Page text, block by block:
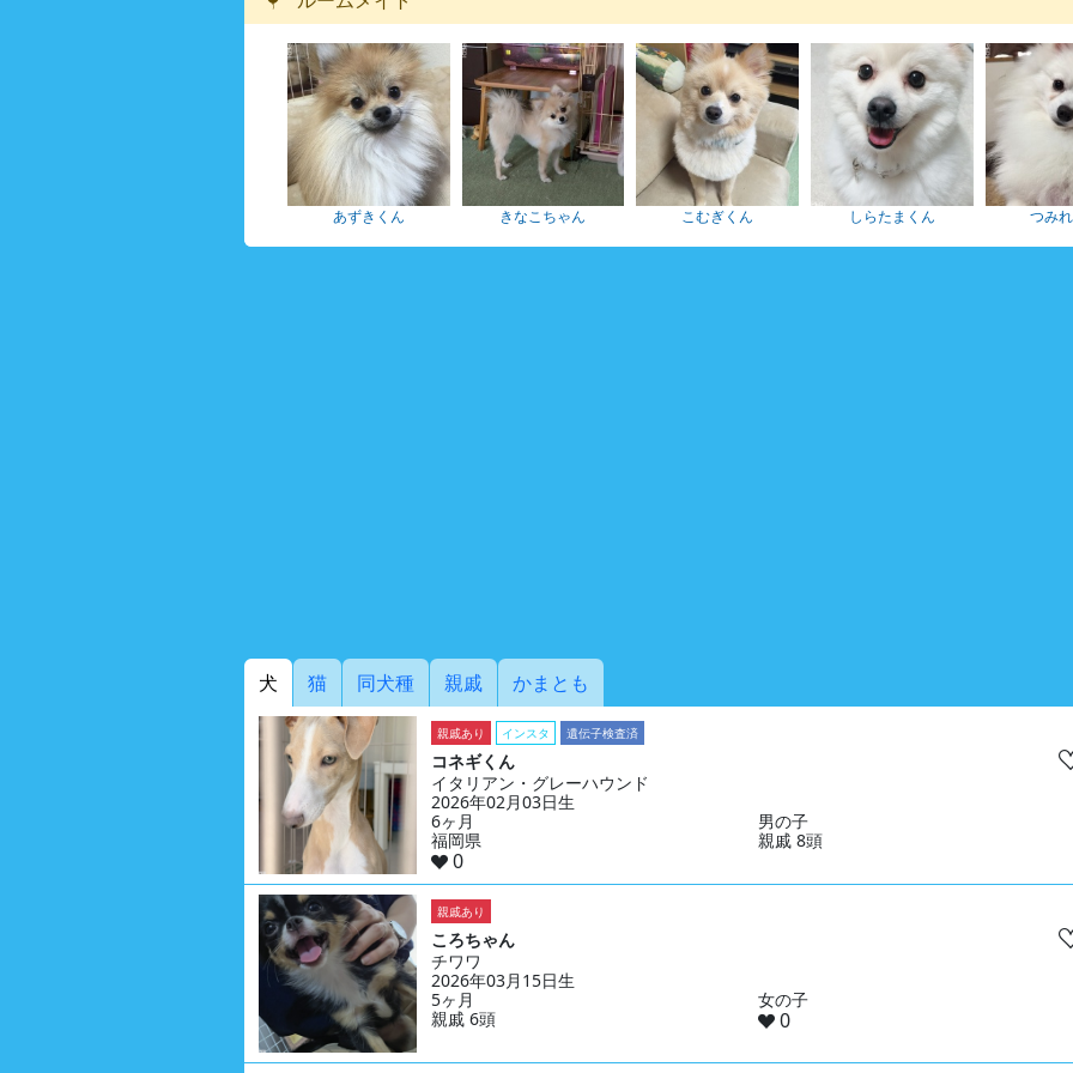
あずきくん きなこちゃん こむぎくん しらたまくん つみ
犬 猫 同犬種 親戚 かまとも
親戚あり インスタ 遺伝子検査済
コネギくん
イタリアン・グレーハウンド
2026年02月03日生
6ヶ月
男の子
福岡県
親戚 8頭
0
親戚あり
ころちゃん
チワワ
2026年03月15日生
5ヶ月
女の子
親戚 6頭
0